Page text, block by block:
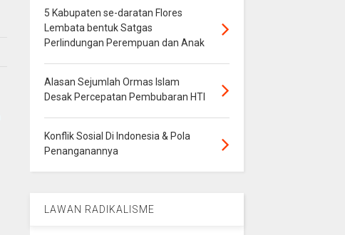
5 Kabupaten se-daratan Flores
Lembata bentuk Satgas
Perlindungan Perempuan dan Anak
Alasan Sejumlah Ormas Islam
Desak Percepatan Pembubaran HTI
Konflik Sosial Di Indonesia & Pola
Penanganannya
LAWAN RADIKALISME